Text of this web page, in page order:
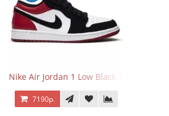
Nike Air Jordan 1 Low Black Toe
7190р.